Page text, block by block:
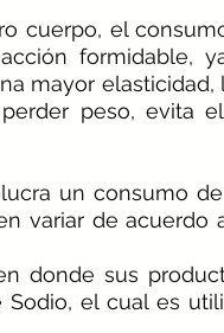
cuerpo, el
formidable,
mayor elasticidad,
peso, evita
variar de acuerdo
donde sus
el cual es